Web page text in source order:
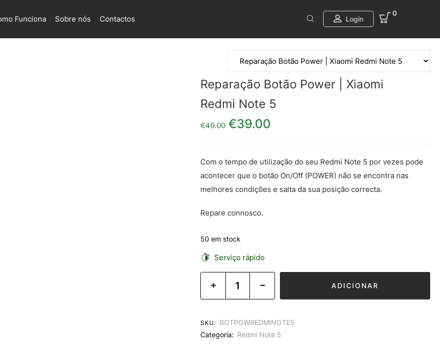
Funciona Sobre nós Contactos Login
0
Reparação Botão Power | Xiaomi
Redmi Note 5
€49.00 O preço original era: €49.00.
€39.00
Com o tempo de utilização do seu Redmi Note 5 por vezes pode
acontecer que o botão On/Off (POWER) não se encontra nas
melhores condições e salta da sua posição correcta.
Repare connosco.
50 em stock
Serviço rápido
ADICIONAR
SKU: BOTPOWREDMINOTE5
Categoria: Redmi Note 5